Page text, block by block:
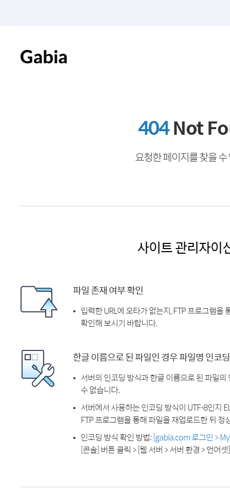
404Not
요청한 페이지를 찾을
사이트 관리자이
파일 존재 여부 확인
입력한 URL에 오타가 없는지, FTP 프로그램
확인해 보시기 바랍니다.
한글 이름으로 된 파일인 경우 파일명 인코
서버의 인코딩 방식과 한글 이름으로 된 파일
수 없습니다.
서버에서 사용하는 인코딩 방식이 UTF-8인지
FTP 프로그램을 통해 파일을 재업로드한 뒤
인코딩 방식 확인 방법:[gabia.com 로그인 >
[콘솔] 버튼 클릭 > [웹 서버 > 서버 환경 > 언어